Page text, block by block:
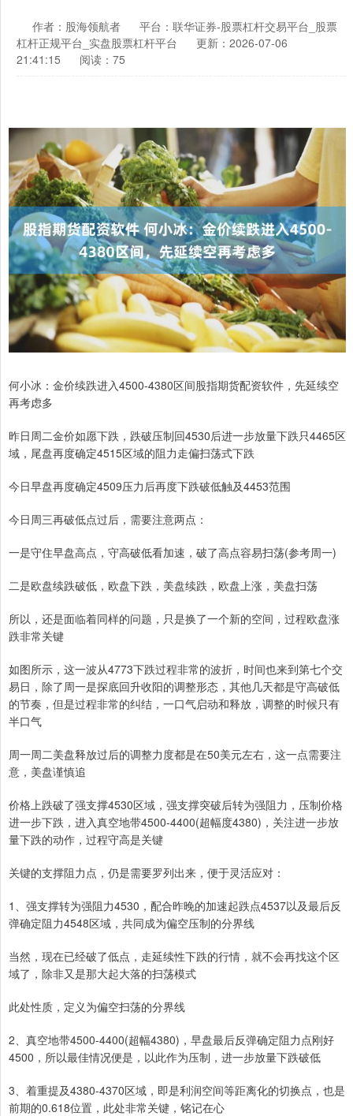
作者：股海领航者
平台：联华证券-股票杠杆交易平台_股票
杠杆正规平台_实盘股票杠杆平台
更新：2026-07-06
21:41:15
阅读：75
何小冰：金价续跌进入4500-4380区间股指期货配资软件，先延续空
再考虑多
昨日周二金价如愿下跌，跌破压制回4530后进一步放量下跌只4465区
域，尾盘再度确定4515区域的阻力走偏扫荡式下跌
今日早盘再度确定4509压力后再度下跌破低触及4453范围
今日周三再破低点过后，需要注意两点：
一是守住早盘高点，守高破低看加速，破了高点容易扫荡(参考周一)
二是欧盘续跌破低，欧盘下跌，美盘续跌，欧盘上涨，美盘扫荡
所以，还是面临着同样的问题，只是换了一个新的空间，过程欧盘涨
跌非常关键
如图所示，这一波从4773下跌过程非常的波折，时间也来到第七个交
易日，除了周一是探底回升收阳的调整形态，其他几天都是守高破低
的节奏，但是过程非常的纠结，一口气启动和释放，调整的时候只有
半口气
周一周二美盘释放过后的调整力度都是在50美元左右，这一点需要注
意，美盘谨慎追
价格上跌破了强支撑4530区域，强支撑突破后转为强阻力，压制价格
进一步下跌，进入真空地带4500-4400(超幅度4380)，关注进一步放
量下跌的动作，过程守高是关键
关键的支撑阻力点，仍是需要罗列出来，便于灵活应对：
1、强支撑转为强阻力4530，配合昨晚的加速起跌点4537以及最后反
弹确定阻力4548区域，共同成为偏空压制的分界线
当然，现在已经破了低点，走延续性下跌的行情，就不会再找这个区
域了，除非又是那大起大落的扫荡模式
此处性质，定义为偏空扫荡的分界线
2、真空地带4500-4400(超幅4380)，早盘最后反弹确定阻力点刚好
4500，所以最佳情况便是，以此作为压制，进一步放量下跌破低
3、着重提及4380-4370区域，即是利润空间等距离化的切换点，也是
前期的0.618位置，此处非常关键，铭记在心